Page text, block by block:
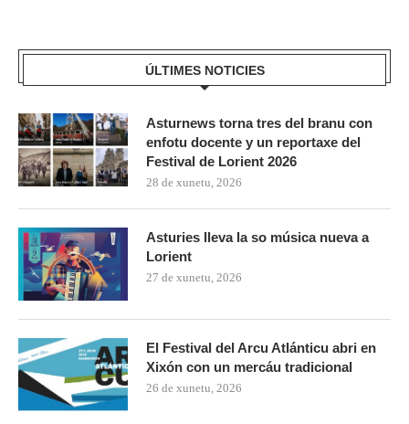
ÚLTIMES NOTICIES
Asturnews torna tres del branu con
enfotu docente y un reportaxe del
Festival de Lorient 2026
28 de xunetu, 2026
Asturies lleva la so música nueva a
Lorient
27 de xunetu, 2026
El Festival del Arcu Atlánticu abri en
Xixón con un mercáu tradicional
26 de xunetu, 2026